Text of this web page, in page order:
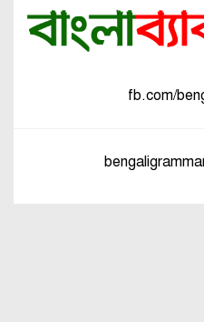
পুরুষবাচক
fb.com/